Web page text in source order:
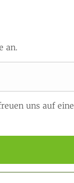
an.
uns auf eine